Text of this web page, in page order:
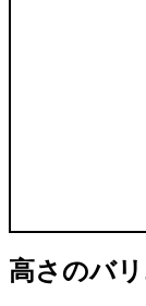
高さのバ